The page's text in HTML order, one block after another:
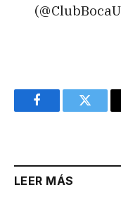
FacebookTwitter
LEER MÁS